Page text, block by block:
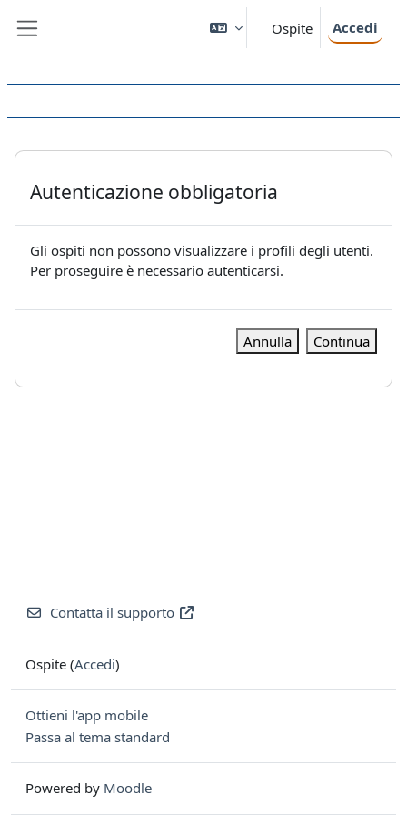
Ospite Accedi
Autenticazione obbligatoria
Gli ospiti non possono visualizzare i profili degli utenti.
Per proseguire è necessario autenticarsi.
Annulla Continua
Contatta il supporto
Ospite (Accedi)
Ottieni l'app mobile
Passa al tema standard
Powered by Moodle